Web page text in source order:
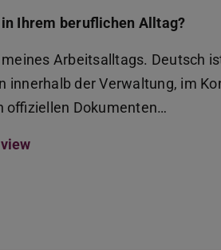
Ihrem beruflichen Alltag?
Arbeitsalltags. Deutsch
innerhalb der Verwaltung, im
offiziellen Dokumenten…